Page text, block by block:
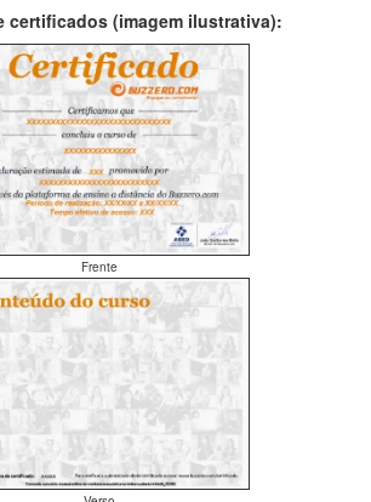
certificados (imagem ilustrativa):
Frente